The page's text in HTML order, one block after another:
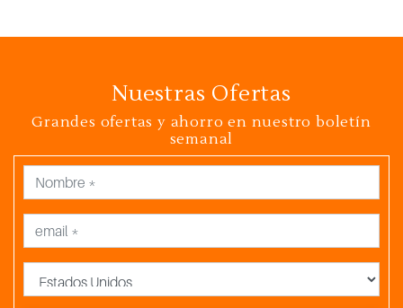
Nuestras Ofertas
Grandes ofertas y ahorro en nuestro boletín
semanal